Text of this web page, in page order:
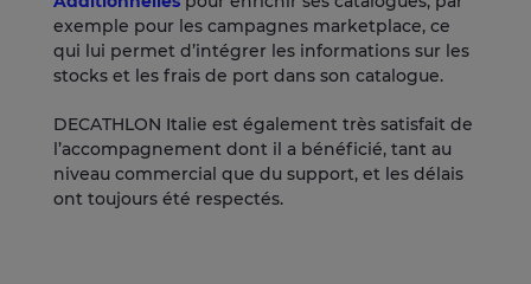
exemple pour les campagnes marketplace, ce
qui lui permet d’intégrer les informations sur les
stocks et les frais de port dans son catalogue.
DECATHLON Italie est également très satisfait de
l’accompagnement dont il a bénéficié, tant au
niveau commercial que du support, et les délais
ont toujours été respectés.